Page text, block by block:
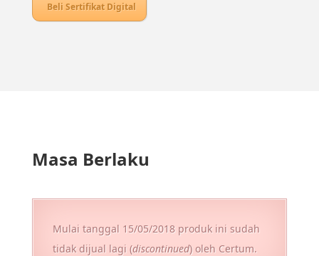
Beli Sertifikat Digital
Masa Berlaku
Mulai tanggal 15/05/2018 produk ini sudah
tidak dijual lagi (discontinued) oleh Certum.